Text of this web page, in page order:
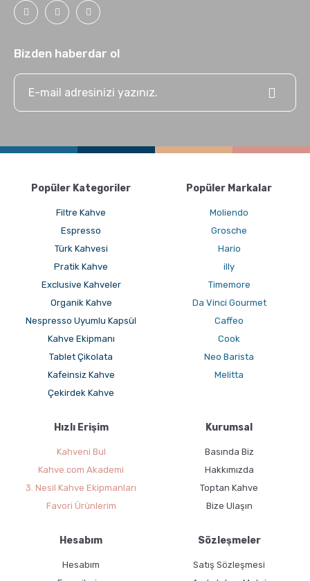
Bizden haberdar ol
Popüler Kategoriler
Filtre Kahve
Espresso
Türk Kahvesi
Pratik Kahve
Exclusive Kahveler
Organik Kahve
Nespresso Uyumlu Kapsül
Kahve Ekipmanı
Tablet Çikolata
Kafeinsiz Kahve
Çekirdek Kahve
Popüler Markalar
Moliendo
Grosche
Hario
illy
Timemore
Da Vinci Gourmet
Caffeo
Cook
Neo Barista
Melitta
Hızlı Erişim
Kahveni Bul
Kahve.com Akademi
3. Nesil Kahve Ekipmanları
Favori Ürünlerim
Kurumsal
Basında Biz
Hakkımızda
Toptan Kahve
Bize Ulaşın
Hesabım
Hesabım
Sözleşmeler
Satış Sözleşmesi